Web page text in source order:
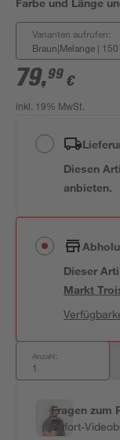
Farbe und Länge
Varianten aufrufen:
Braun|Melange |
79,99 €
inkl. 19% MwSt.
Diesen
anbieten.
Dieser
Markt
Anzahl:
Fragen zum
Sofort-